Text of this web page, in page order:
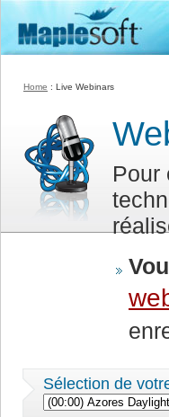
Home : Live Webinars
Pour
Sélection de